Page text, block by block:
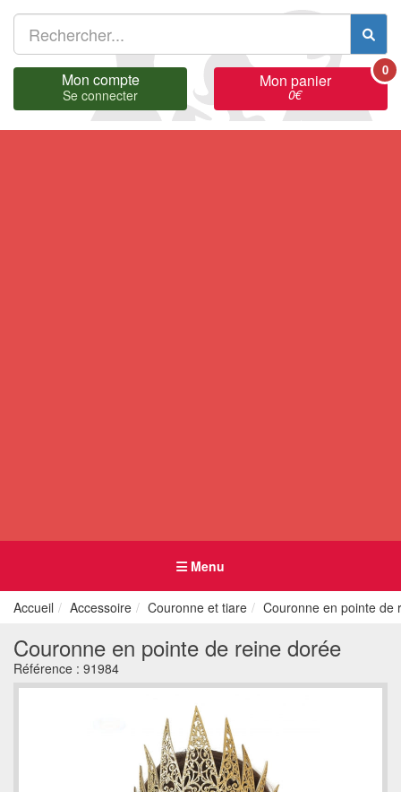
Mon compte
Se connecter
Mon panier
0€
0
Menu
Accueil Accessoire Couronne et tiare Couronne en pointe de
Couronne en pointe de reine dorée
Référence : 91984